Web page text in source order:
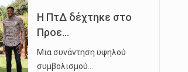
Η ΠτΔ δέχτηκε στο
Προε...
Μια συνάντηση υψηλού
συμβολισμού…